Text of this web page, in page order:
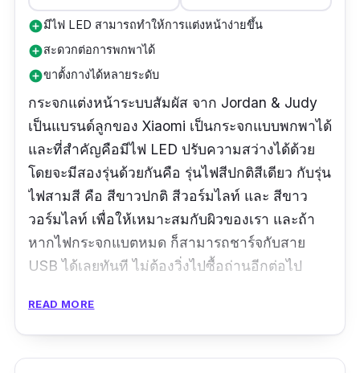
add_circleมีไฟ LED สามารถทำให้การแต่งหน้าง่ายขึ้น
add_circleสะดวกต่อการพกพาได้
add_circleขาตั้งกางได้หลายระดับ
กระจกแต่งหน้าระบบสัมผัส จาก Jordan & Judy
เป็นแบรนด์ลูกของ Xiaomi เป็นกระจกแบบพกพาได้
และที่สำคัญคือมีไฟ LED ปรับความสว่างได้ด้วย
โดยจะมีสองรุ่นด้วยกันคือ รุ่นไฟสีปกติสีเดียว กับรุ่น
ไฟสามสี คือ สีขาวปกติ สีวอร์มไลท์ และ สีขาว
วอร์มไลท์ เพื่อให้เหมาะสมกับผิวของเรา และถ้า
หากไฟกระจกแบตหมด ก็สามารถชาร์จกับสาย
USB ได้เลยทันที ไม่ต้องวิ่งไปซื้อถ่านอีกต่อไป
รีวิวจากผู้ใช้จริง:
READ MORE